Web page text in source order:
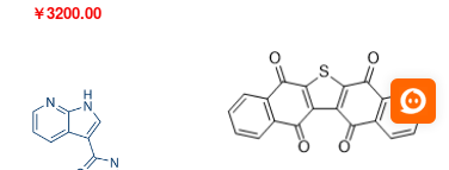
￥3200.00